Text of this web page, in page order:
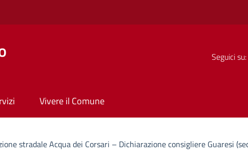
Seguici su:
Vivere il Comune
stradale Acqua dei Corsari – Dichiarazione consigliere Guaresi